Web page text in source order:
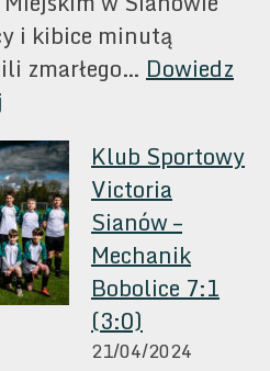
i kibice minutą
zmarłego… Dowiedz
Klub
Sportowy
Victoria
Sianów
Vs
Pomorzanin
Sławoborze
Klub Sportowy
Victoria
Sianów –
Mechanik
Bobolice 7:1
(3:0)
21/04/2024